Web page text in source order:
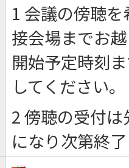
1 会議の傍聴
接会場までお
開始予定時刻
してください。
2 傍聴の受付
になり次第終